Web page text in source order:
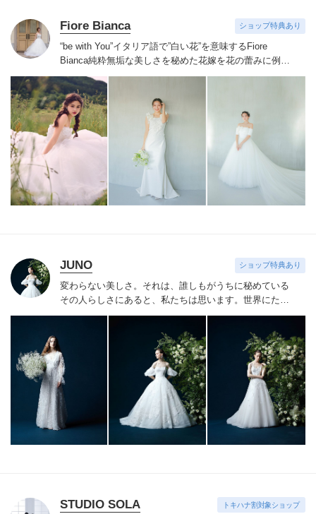
Fiore Bianca ショップ特典あり
“be with You”イタリア語で”白い花”を意味するFiore
Bianca純粋無垢な美しさを秘めた花嫁を花の蕾みに例え
白い花が咲くまでのストーリーをあなたと共に紡いでい
きます
世界を巡り出会ったデザイナーズブランドや、オ
リジナルドレスはまだ見ぬ新しい自分の姿へと出会わせ
てくれます。
誰かの真似ではなくあなただからできるス
タイルへあなたにしかできないブライズスタイルへ導き
ます。
美しい白い花を咲かせ今よりずっと好きな自分
JUNO ショップ特典あり
変わらない美しさ。それは、誰しもがうちに秘めている
その人らしさにあると、私たちは思います。 世界にたっ
たひと組のおふたりのこれまでと、これからの物語に思
ス、ことばにならない想いさえも織り込みながら。衣裳
をあわせる時間は、結婚式のその日だけではなく、その
先もつづくおふたりの人生を彩る時間。らしく輝く、自
信とよろこびに満ちたすべての幸せの瞬間のために。そ
の人らしさという、変わらない美しさを 私たちは求め
つづけています。
STUDIO SOLA トキハナ割対象ショップ